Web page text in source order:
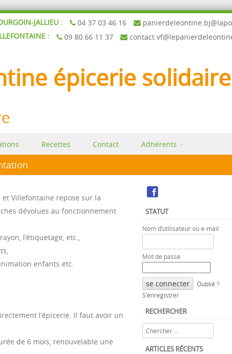
JALLIEU : 04 37 03 46 16
:
09 80 66 11 37
épicerie solidaire
Recettes Contact Adhérents
Villefontaine repose sur la
dévolues au fonctionnement
l’étiquetage, etc.,
enfants etc.
l’épicerie. Il faut avoir un
de 6 mois, renouvelable une
STATUT
Nom d’utilisateur ou e-mail
Mot de passe
Oublié ?
S’enregistrer
RECHERCHER
Rechercher
ARTICLES RÉCENTS